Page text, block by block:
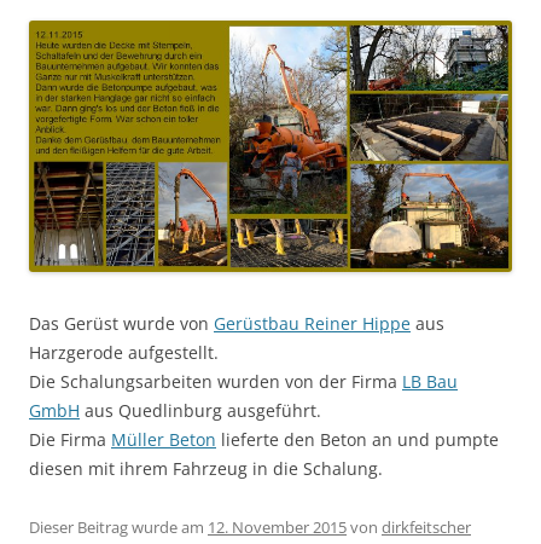
Das Gerüst wurde von Gerüstbau Reiner Hippe aus
Harzgerode aufgestellt.
Die Schalungsarbeiten wurden von der Firma LB Bau
GmbH aus Quedlinburg ausgeführt.
Die Firma Müller Beton lieferte den Beton an und pumpte
diesen mit ihrem Fahrzeug in die Schalung.
Dieser Beitrag wurde am 12. November 2015von dirkfeitscher